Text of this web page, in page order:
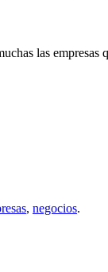
las
, negocios.